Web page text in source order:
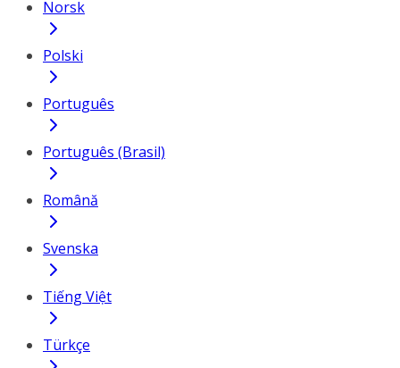
Norsk
Polski
Português
Português (Brasil)
Română
Svenska
Tiếng Việt
Türkçe